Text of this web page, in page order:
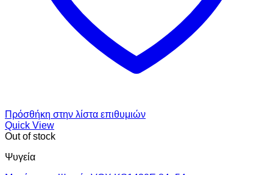
Πρόσθήκη στην λίστα επιθυμιών
Quick View
Out of stock
Ψυγεία